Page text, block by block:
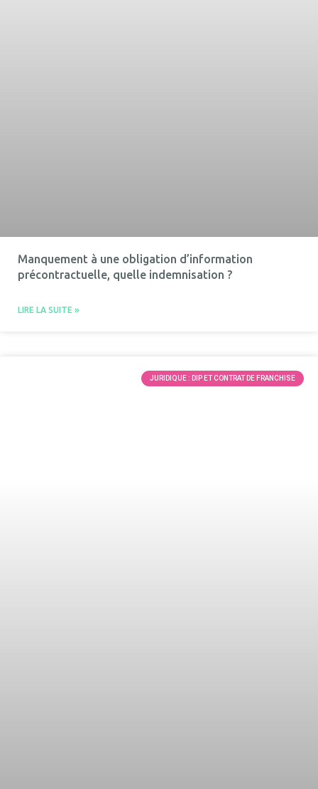
Manquement à une obligation d’information
précontractuelle, quelle indemnisation ?
LIRE LA SUITE »
JURIDIQUE : DIP ET CONTRAT DE FRANCHISE